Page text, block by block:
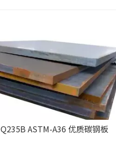
Q235B ASTM-A36 优质碳钢板